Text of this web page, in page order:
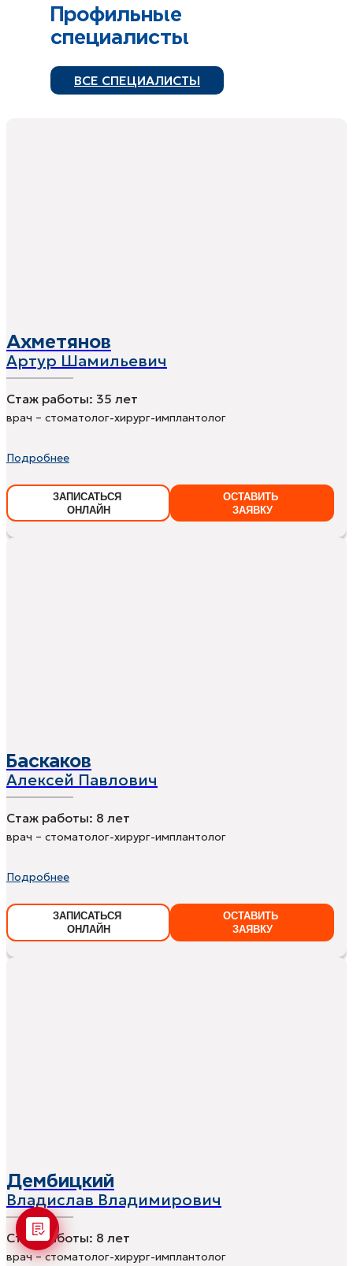
Профильные
специалисты
ВСЕ СПЕЦИАЛИСТЫ
Ахметянов
Артур Шамильевич
Стаж работы: 35 лет
врач – стоматолог-хирург-имплантолог
Подробнее
ЗАПИСАТЬСЯ
ОНЛАЙН
ОСТАВИТЬ
ЗАЯВКУ
Баскаков
Алексей Павлович
Стаж работы: 8 лет
врач – стоматолог-хирург-имплантолог
Подробнее
ЗАПИСАТЬСЯ
ОНЛАЙН
ОСТАВИТЬ
ЗАЯВКУ
Дембицкий
Владислав Владимирович
Стаж работы: 8 лет
врач – стоматолог-хирург-имплантолог